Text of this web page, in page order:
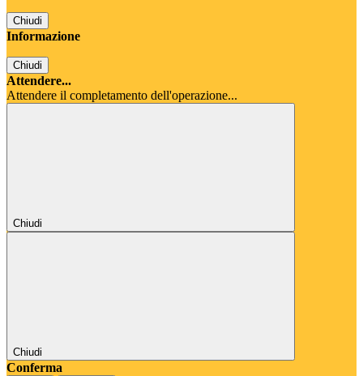
Chiudi
Informazione
Chiudi
Attendere...
Attendere il completamento dell'operazione...
Chiudi
Chiudi
Conferma